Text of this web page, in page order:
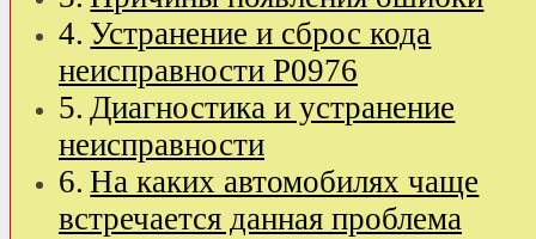
Устранение и сброс кода
неисправности P0976
Диагностика и устранение
неисправности
На каких автомобилях чаще
встречается данная проблема